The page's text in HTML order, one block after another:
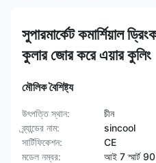
সুপারমার্কেট কমার্শিয়াল
কুলার জোর করে এয়ার কুলিং
মৌলিক বৈশিষ্ট্য
উৎপত্তি স্থান:
চীন
ব্র্যান্ডের নাম:
sincool
সার্টিফিকেশন:
CE
মডেল নম্বর:
আই 7 স্মার্ট 90